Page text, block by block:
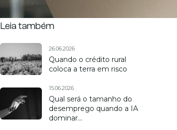
Leia também
26.06.2026
Quando o crédito rural
coloca a terra em risco
15.06.2026
Qual será o tamanho do
desemprego quando a IA
dominar…